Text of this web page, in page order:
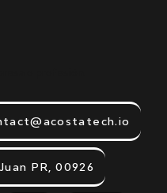
PR, 00926